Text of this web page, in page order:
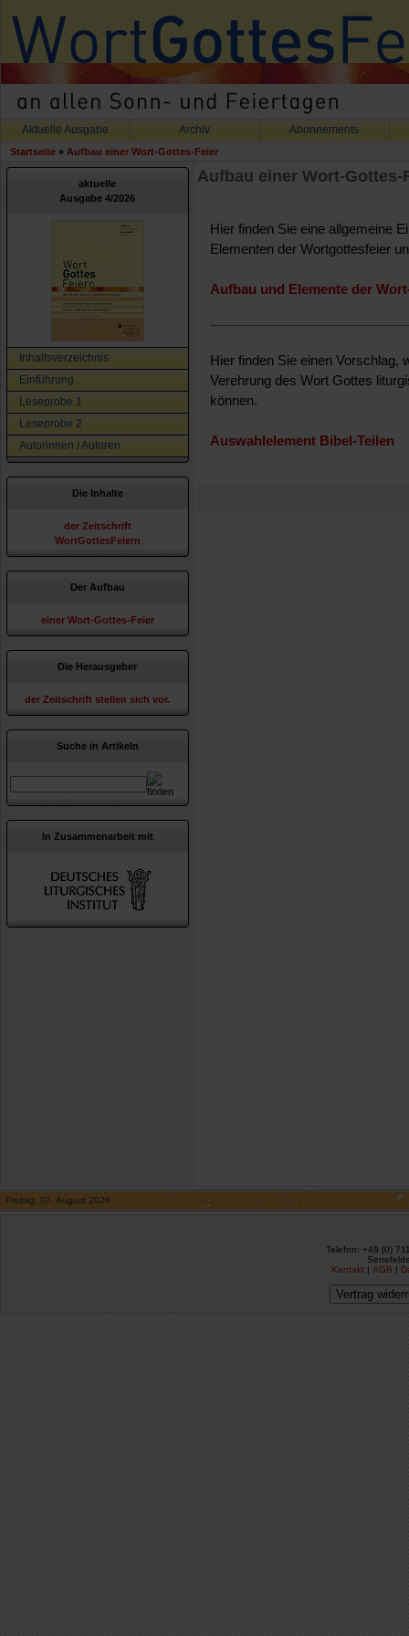
Aktuelle Ausgabe Archiv Abonnements
Startseite » Aufbau einer Wort-Gottes-Feier
aktuelle
Ausgabe 4/2026
Inhaltsverzeichnis
Einführung
Leseprobe 1
Leseprobe 2
Autorinnen / Autoren
Die Inhalte
der Zeitschrift
WortGottesFeiern
Der Aufbau
einer Wort-Gottes-Feier
Die Herausgeber
der Zeitschrift stellen sich vor.
Suche in Artikeln
In Zusammenarbeit mit
Aufbau einer Wort-Gottes-
Hier finden Sie eine allgemeine
Elementen der Wortgottesfeier
Aufbau und Elemente der
Hier finden Sie einen Vorschlag,
Verehrung des Wort Gottes
können.
Auswahlelement Bibel-Teilen
Freitag, 07. August 2026
Telefon: +49 (0)
Kontakt | AGB |
Vertrag